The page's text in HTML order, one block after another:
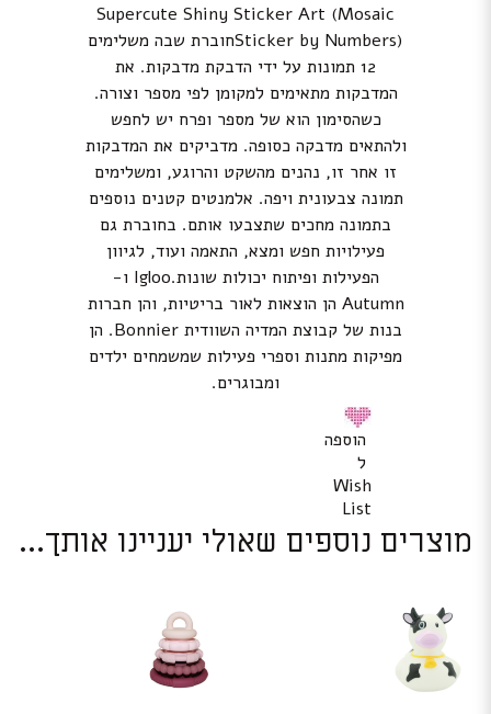
Supercute Shiny Sticker Art (Mosaic
Sticker by Numbers)חוברת שבה משלימים
12 תמונות על ידי הדבקת מדבקות. את
המדבקות מתאימים למקומן לפי מספר וצורה.
כשהסימון הוא של מספר ופרח יש לחפש
ולהתאים מדבקה כסופה. מדביקים את המדבקות
זו אחר זו, נהנים מהשקט והרוגע, ומשלימים
תמונה צבעונית ויפה. אלמנטים קטנים נוספים
בתמונה מחכים שתצבעו אותם. בחוברת גם
פעילויות חפש ומצא, התאמה ועוד, לגיוון
הפעילות ופיתוח יכולות שונות.Igloo ו-
Autumn הן הוצאות לאור בריטיות, והן חברות
בנות של קבוצת המדיה השוודית Bonnier. הן
מפיקות מתנות וספרי פעילות שמשמחים ילדים
ומבוגרים.
הוספה
ל
Wish
List
מוצרים נוספים שאולי יעניינו אותך...